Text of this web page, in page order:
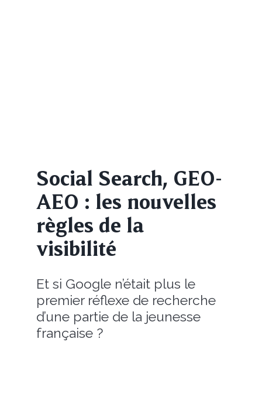
Social Search, GEO-
AEO : les nouvelles
règles de la
visibilité
Et si Google n’était plus le
premier réflexe de recherche
d’une partie de la jeunesse
française ?